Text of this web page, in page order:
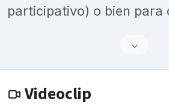
participativo) o bien para
Videoclip